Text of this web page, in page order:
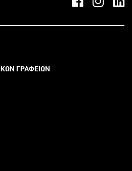
ΓΡΑΦΕΙΩΝ